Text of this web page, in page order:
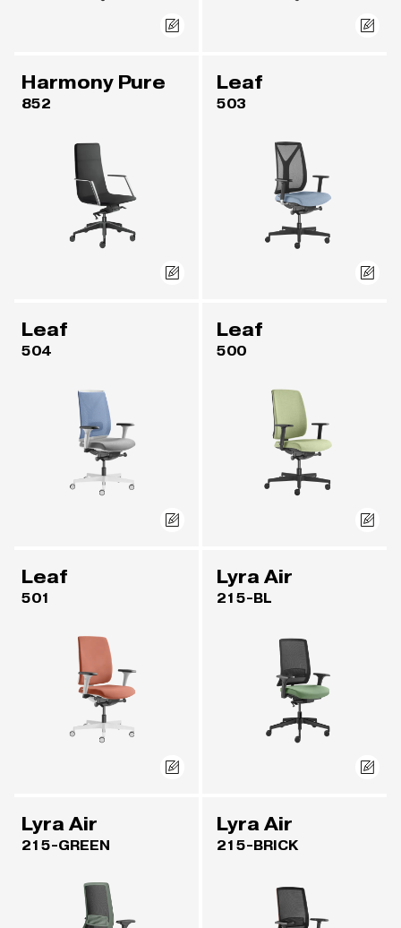
Harmony Pure
852
Leaf
503
Leaf
504
Leaf
500
Leaf
501
Lyra Air
215-BL
Lyra Air
215-GREEN
Lyra Air
215-BRICK